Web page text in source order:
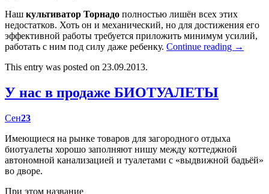
Наш культиватор Торнадо полностью лишён всех этих
недостатков. Хоть он и механический, но для достижения его
эффективной работы требуется приложить минимум усилий,
работать с ним под силу даже ребенку. Continue reading →
This entry was posted on 23.09.2013.
У нас в продаже БИОТУАЛЕТЫ
Сен23
Имеющиеся на рынке товаров для загородного отдыха
биотуалеты хорошо заполняют нишу между коттеджной
автономной канализацией и туалетами с «выдвижной бадьёй»
во дворе.
При этом название